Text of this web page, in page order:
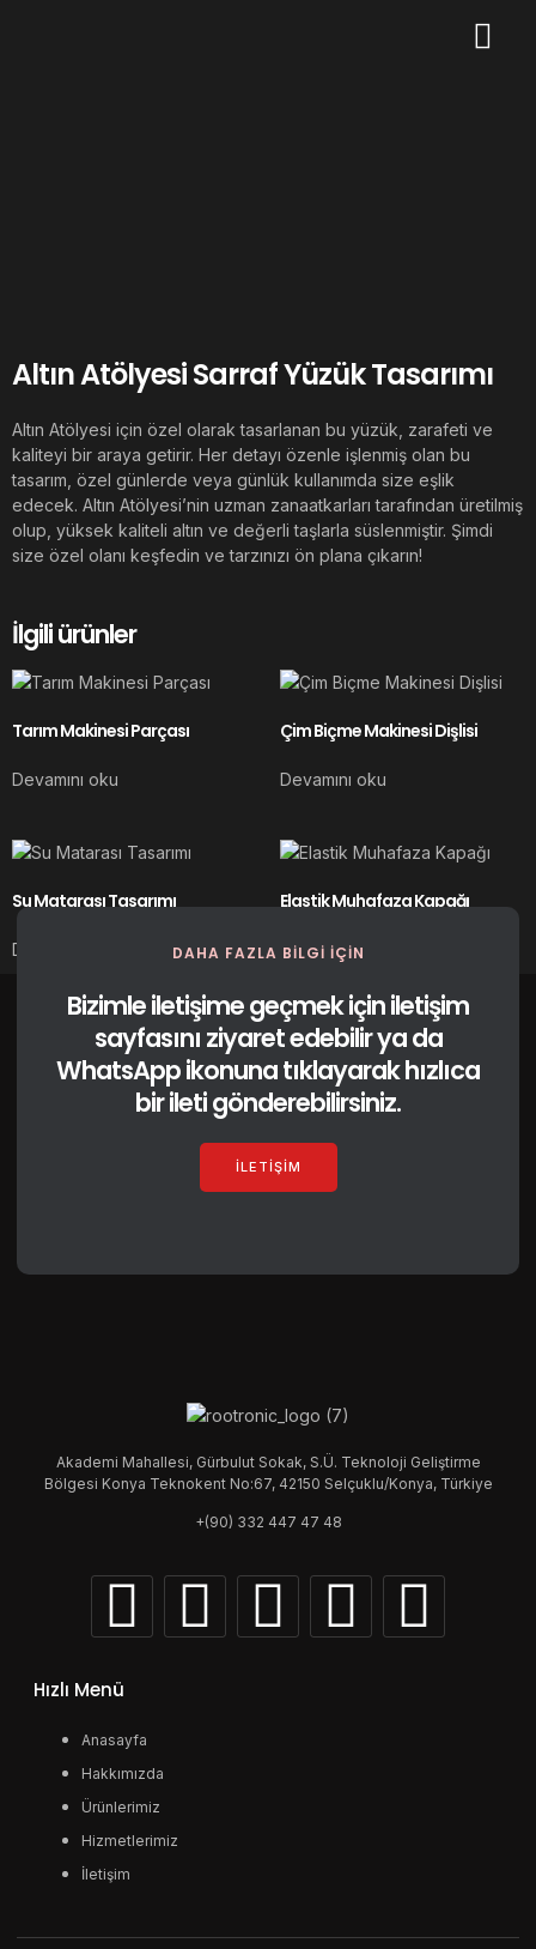
Altın Atölyesi Sarraf Yüzük Tasarımı
Altın Atölyesi için özel olarak tasarlanan bu yüzük, zarafeti ve
kaliteyi bir araya getirir. Her detayı özenle işlenmiş olan bu
tasarım, özel günlerde veya günlük kullanımda size eşlik
edecek. Altın Atölyesi’nin uzman zanaatkarları tarafından üretilmiş
olup, yüksek kaliteli altın ve değerli taşlarla süslenmiştir. Şimdi
size özel olanı keşfedin ve tarzınızı ön plana çıkarın!
İlgili ürünler
Tarım Makinesi Parçası
Devamını oku
Çim Biçme Makinesi Dişlisi
Devamını oku
Su Matarası Tasarımı
Devamını oku
Elastik Muhafaza Kapağı
Devamını oku
DAHA FAZLA BILGI IÇIN
Bizimle iletişime geçmek için iletişim
sayfasını ziyaret edebilir ya da
WhatsApp ikonuna tıklayarak hızlıca
bir ileti gönderebilirsiniz.
İLETIŞIM
Akademi Mahallesi, Gürbulut Sokak, S.Ü. Teknoloji Geliştirme
Bölgesi Konya Teknokent No:67, 42150 Selçuklu/Konya, Türkiye
+(90) 332 447 47 48
Hızlı Menü
Anasayfa
Hakkımızda
Ürünlerimiz
Hizmetlerimiz
İletişim